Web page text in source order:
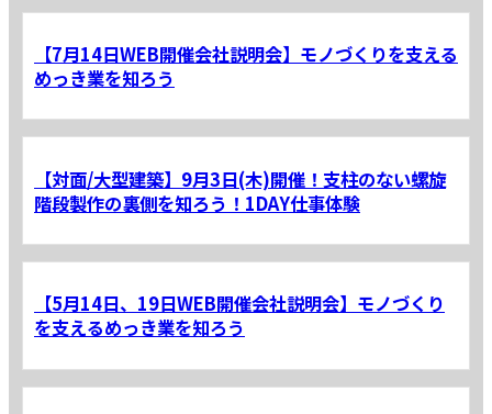
【7月14日WEB開催会社説明会】モノづくりを支える
めっき業を知ろう
【対面/大型建築】9月3日(木)開催！支柱のない螺旋
階段製作の裏側を知ろう！1DAY仕事体験
【5月14日、19日WEB開催会社説明会】モノづくり
を支えるめっき業を知ろう